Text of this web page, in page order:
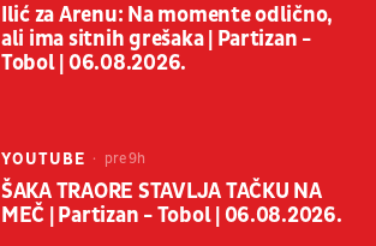
Ilić za Arenu: Na momente odlično,
ali ima sitnih grešaka | Partizan -
Tobol | 06.08.2026.
YOUTUBE pre 9h
ŠAKA TRAORE STAVLJA TAČKU NA
MEČ | Partizan - Tobol | 06.08.2026.